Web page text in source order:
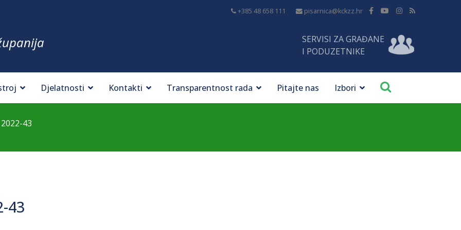
+385 48 658 111 pisarnica@kckzz.hr
SERVISI ZA GRAĐANE
I PODUZETNIKE
Djelatnosti Kontakti Transparentnost rada Pitajte nas Izbori
43
43